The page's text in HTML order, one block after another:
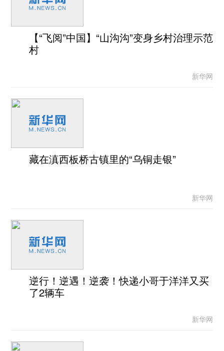
【“飞阅”中国】“山沟沟”变身乡村治理示范
村
新华网
藏在滇西板桥古镇里的“乌铜走银”
新华网
逆行！逆遇！逆袭！快递小哥于洋洋又买
了2辆车
新华网